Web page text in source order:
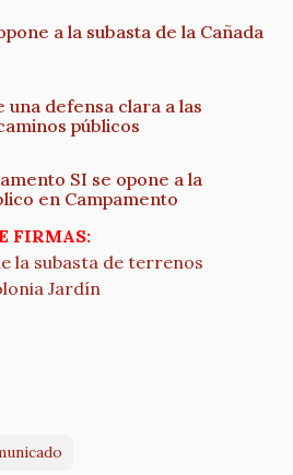
a la subasta de la Cañada
una defensa clara a las
públicos
SI se opone a la
en Campamento
FIRMAS:
la subasta de terrenos
Jardín